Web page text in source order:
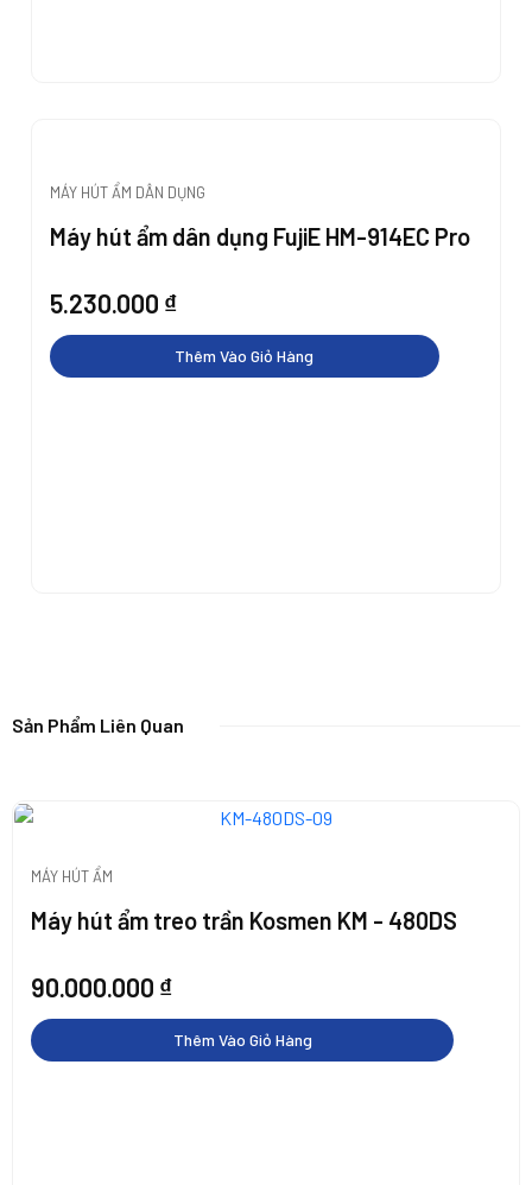
MÁY HÚT ẨM DÂN DỤNG
Máy hút ẩm dân dụng FujiE HM-914EC Pro
5.230.000 ₫
Thêm Vào Giỏ Hàng
Sản Phẩm Liên Quan
MÁY HÚT ẨM
Máy hút ẩm treo trần Kosmen KM - 480DS
90.000.000 ₫
Thêm Vào Giỏ Hàng